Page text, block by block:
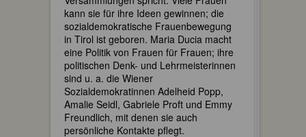
kann sie für ihre Ideen gewinnen; die
sozialdemokratische Frauenbewegung
in Tirol ist geboren. Maria Ducia macht
eine Politik von Frauen für Frauen; ihre
politischen Denk- und Lehrmeisterinnen
sind u. a. die Wiener
Sozialdemokratinnen Adelheid Popp,
Amalie Seidl, Gabriele Proft und Emmy
Freundlich, mit denen sie auch
persönliche Kontakte pflegt.